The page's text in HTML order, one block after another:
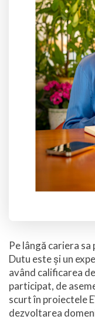
Pe lângă cariera
Dutu este și un
având calificarea
participat, de
scurt în proiectele
dezvoltarea